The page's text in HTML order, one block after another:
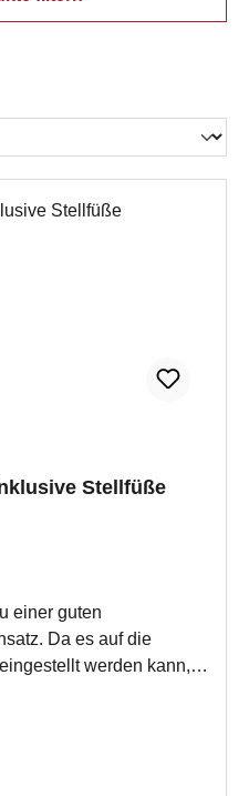
Stellfüße
einer guten
Da es auf die
werden kann,